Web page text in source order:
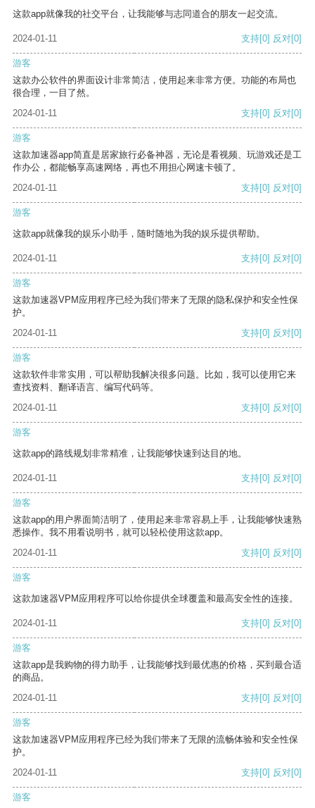
这款app就像我的社交平台，让我能够与志同道合的朋友一起交流。
2024-01-11 支持[0] 反对[0]
游客
这款办公软件的界面设计非常简洁，使用起来非常方便。功能的布局也
很合理，一目了然。
2024-01-11
支持[0] 反对[0]
游客
这款加速器app简直是居家旅行必备神器，无论是看视频、玩游戏还是工
作办公，都能畅享高速网络，再也不用担心网速卡顿了。
2024-01-11
支持[0] 反对[0]
游客
这款app就像我的娱乐小助手，随时随地为我的娱乐提供帮助。
2024-01-11 支持[0] 反对[0]
游客
这款加速器VPM应用程序已经为我们带来了无限的隐私保护和安全性保
护。
2024-01-11
支持[0] 反对[0]
游客
这款软件非常实用，可以帮助我解决很多问题。比如，我可以使用它来
查找资料、翻译语言、编写代码等。
2024-01-11
支持[0] 反对[0]
游客
这款app的路线规划非常精准，让我能够快速到达目的地。
2024-01-11 支持[0] 反对[0]
游客
这款app的用户界面简洁明了，使用起来非常容易上手，让我能够快速熟
悉操作。我不用看说明书，就可以轻松使用这款app。
2024-01-11
支持[0] 反对[0]
游客
这款加速器VPM应用程序可以给你提供全球覆盖和最高安全性的连接。
2024-01-11 支持[0] 反对[0]
游客
这款app是我购物的得力助手，让我能够找到最优惠的价格，买到最合适
的商品。
2024-01-11
支持[0] 反对[0]
游客
这款加速器VPM应用程序已经为我们带来了无限的流畅体验和安全性保
护。
2024-01-11
支持[0] 反对[0]
游客